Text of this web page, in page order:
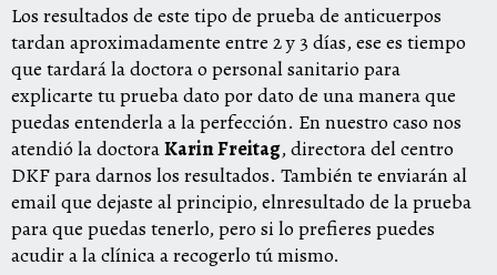
Los resultados de este tipo de prueba de anticuerpos
tardan aproximadamente entre 2 y 3 días, ese es tiempo
que tardará la doctora o personal sanitario para
explicarte tu prueba dato por dato de una manera que
puedas entenderla a la perfección. En nuestro caso nos
atendió la doctoraKarin Freitag, directora del centro
DKF para darnos los resultados. También te enviarán al
email que dejaste al principio, elnresultado de la prueba
para que puedas tenerlo, pero si lo prefieres puedes
acudir a la clínica a recogerlo tú mismo.